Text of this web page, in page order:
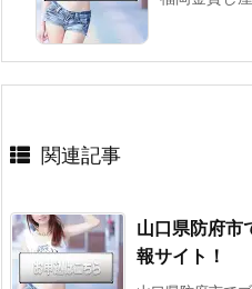
関連記事
山口県防府市
報サイト！